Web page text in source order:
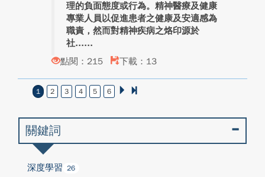
理的負面態度或行為。精神醫療及健康
專業人員以促進患者之健康及安適感為
職責，然而對精神疾病之烙印源於
社...
點閱：215
下載：13
1 2 3 4 5 6
關鍵詞
深度學習 26